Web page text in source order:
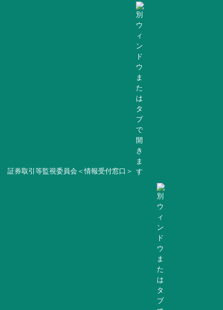
証券取引等監視委員会＜情報受付窓口＞